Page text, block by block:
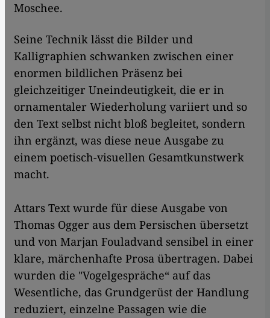
Moschee.
Seine Technik lässt die Bilder und
Kalligraphien schwanken zwischen einer
enormen bildlichen Präsenz bei
gleichzeitiger Uneindeutigkeit, die er in
ornamentaler Wiederholung variiert und so
den Text selbst nicht bloß begleitet, sondern
ihn ergänzt, was diese neue Ausgabe zu
einem poetisch-visuellen Gesamtkunstwerk
macht.
Attars Text wurde für diese Ausgabe von
Thomas Ogger aus dem Persischen übersetzt
und von Marjan Fouladvand sensibel in einer
klare, märchenhafte Prosa übertragen. Dabei
wurden die "Vogelgespräche“ auf das
Wesentliche, das Grundgerüst der Handlung
reduziert, einzelne Passagen wie die